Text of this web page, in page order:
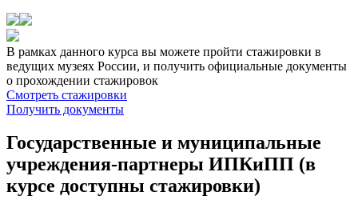
В рамках данного курса вы можете пройти стажировки в
ведущих музеях России, и получить официальные документы
о прохождении стажировок
Смотреть стажировки
Получить документы
Государственные и муниципальные
учреждения-партнеры ИПКиПП (в
курсе доступны стажировки)